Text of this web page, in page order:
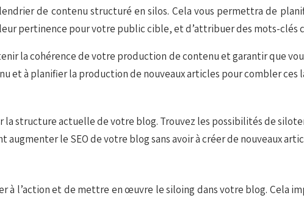
de contenu structuré en silos. Cela vous permettra de
pertinence pour votre public cible, et d’attribuer des mots-clés
la cohérence de votre production de contenu et garantir que
et à planifier la production de nouveaux articles pour combler ces
la structure actuelle de votre blog. Trouvez les possibilités de
le SEO de votre blog sans avoir à créer de nouveaux
à l’action et de mettre en œuvre le siloing dans votre blog. Cela